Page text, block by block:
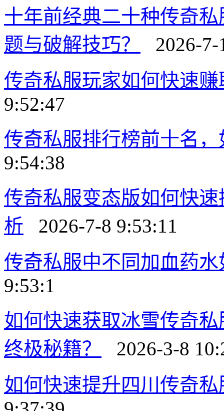
十年前经典二十种传奇
题与破解技巧？
2026-7-
传奇私服玩家如何快速
9:52:47
传奇私服排行榜前十名
9:54:38
传奇私服变态版如何快
析 2026-7-8 9:53:11
传奇私服中不同加血药
9:53:1
如何快速获取冰雪传奇
终极秘籍？
2026-3-8
如何快速提升四川传奇